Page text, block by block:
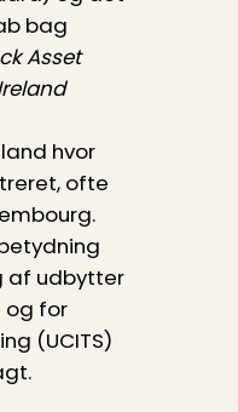
bag
Asset
hvor
ofte
af udbytter
for
(UCITS)